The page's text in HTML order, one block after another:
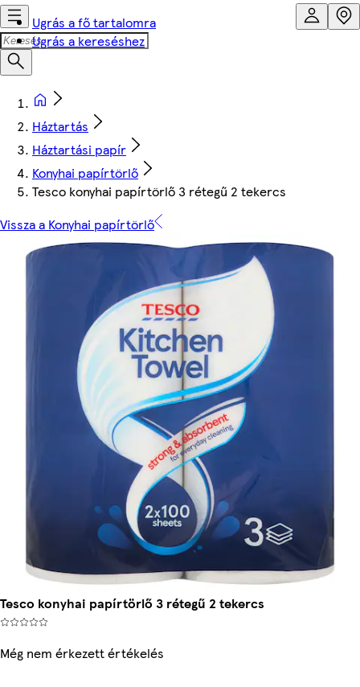
Ugrás a fő tartalomra
Ugrás a kereséshez
Háztartás
Háztartási papír
Konyhai papírtörlő
Tesco konyhai papírtörlő 3 rétegű 2 tekercs
Vissza a Konyhai papírtörlő
Tesco konyhai papírtörlő 3 rétegű 2 tekercs
Még nem érkezett értékelés